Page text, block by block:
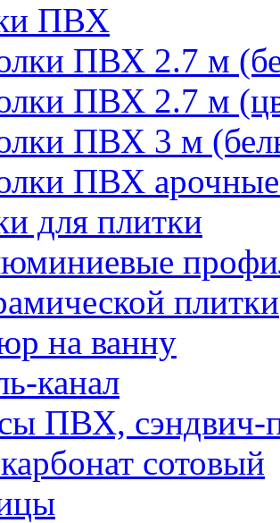
ПВХ
ПВХ 2.7 м
ПВХ 2.7 м
ПВХ 3 м
ПВХ
для плитки
плитки
на ванну
канал
ПВХ, сэндвич-
сотовый